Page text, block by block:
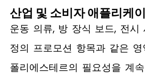
산업 및 소비자 애플리케
운동 의류, 방 장식 보드, 전시
정의 프로모션 항목과 같은
폴리에스테르의 필요성을 계